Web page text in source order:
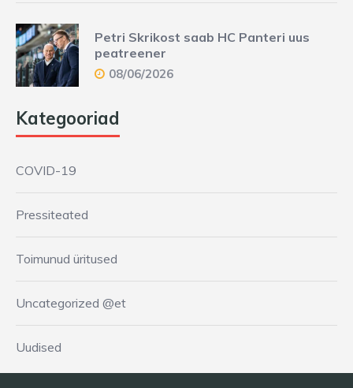
Petri Skrikost saab HC Panteri uus
peatreener
08/06/2026
Kategooriad
COVID-19
Pressiteated
Toimunud üritused
Uncategorized @et
Uudised